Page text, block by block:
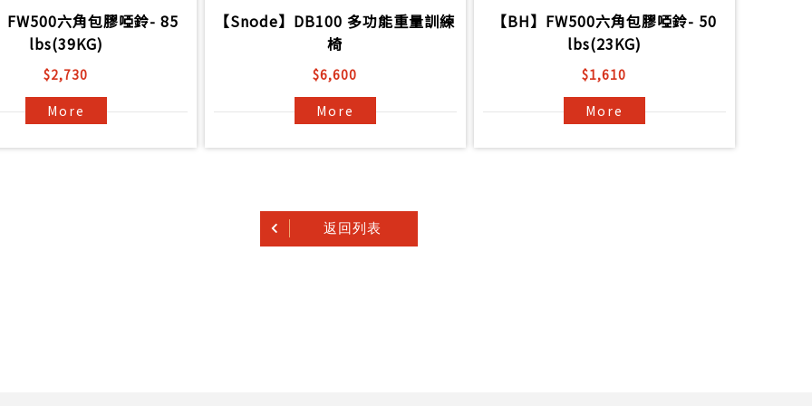
FW500六角包膠啞鈴- 85
lbs(39KG)
$2,730
More
【Snode】DB100 多功能重量訓練
椅
$6,600
More
【BH】FW500六角包膠啞鈴- 50
lbs(23KG)
$1,610
More
返回列表